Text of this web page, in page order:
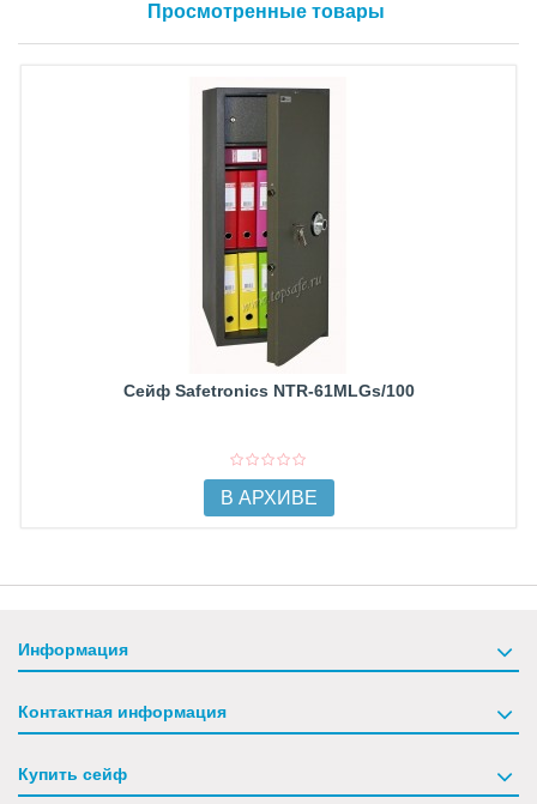
Просмотренные товары
Сейф Safetronics NTR-61MLGs/100
В АРХИВЕ
Информация
Контактная информация
Купить сейф